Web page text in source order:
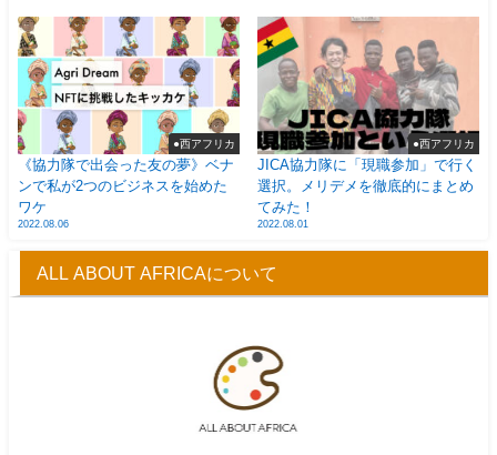
●西アフリカ
《協力隊で出会った友の夢》ベナ
ンで私が2つのビジネスを始めた
ワケ
2022.08.06
●西アフリカ
JICA協力隊に「現職参加」で行く
選択。メリデメを徹底的にまとめ
てみた！
2022.08.01
ALL ABOUT AFRICAについて